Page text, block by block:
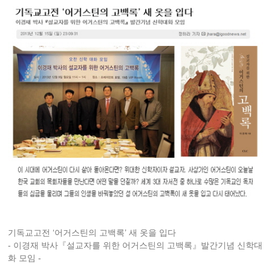
기독교고전 ‘어거스틴의 고백록’ 새 옷을 입다
- 이경재 박사『설교자를 위한 어거스틴의 고백록』발간기념 신학대
화 모임 -